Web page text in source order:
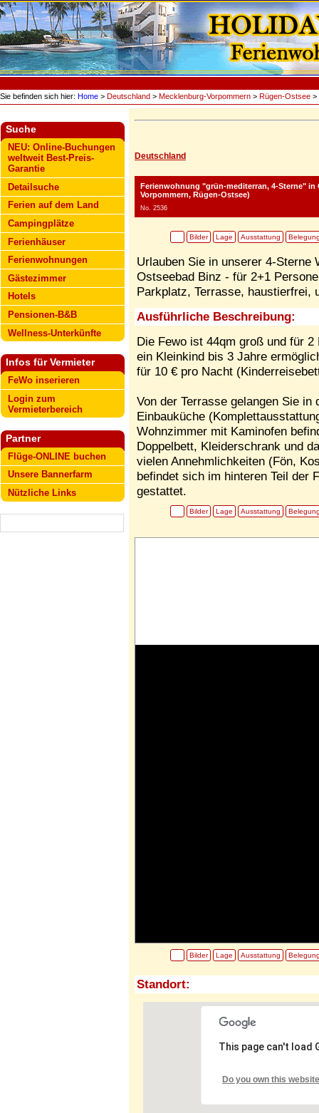
Sie befinden sich hier: Home > Deutschland > Mecklenburg-Vorpommern > Rügen-Ostsee >
Suche
NEU: Online-Buchungen
weltweit Best-Preis-
Garantie
Detailsuche
Ferien auf dem Land
Campingplätze
Ferienhäuser
Ferienwohnungen
Gästezimmer
Hotels
Pensionen-B&B
Wellness-Unterkünfte
Infos für Vermieter
FeWo inserieren
Login zum
Vermieterbereich
Partner
Flüge-ONLINE buchen
Unsere Bannerfarm
Nützliche Links
Deutschland
Ferienwohnung "grün-mediterran, 4-Sterne" in
Vorpommern, Rügen-Ostsee)
No. 2536
Bilder Lage Ausstattung
Urlauben Sie in unserer 4-Sterne
Ostseebad Binz - für 2+1
Parkplatz, Terrasse, haustierfrei,
Ausführliche Beschreibung:
Die Fewo ist 44qm groß und für
ein Kleinkind bis 3 Jahre
für 10 € pro Nacht
Von der Terrasse gelangen Sie
Einbauküche
Wohnzimmer mit Kaminofen
Doppelbett, Kleiderschrank und
vielen Annehmlichkeiten (Fön,
befindet sich im hinteren Teil der
gestattet.
Bilder Lage Ausstattung
Bilder Lage Ausstattung
Standort:
This page can't load
Do you own this